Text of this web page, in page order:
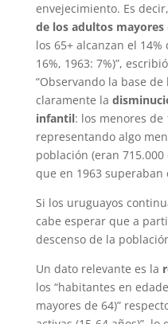
envejecimiento. Es
de los adultos mayores
los 65+ alcanzan el
16%, 1963: 7%)”,
“Observando la base
claramente la
infantil: los menores de
representando algo
población (eran
que en 1963 superaban
Si los uruguayos
cabe esperar que a
descenso de la
Un dato relevante es la
los “habitantes en
mayores de 64)”